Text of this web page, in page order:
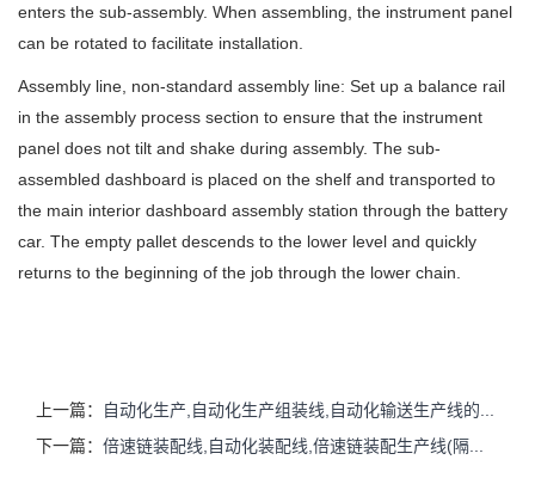
enters the sub-assembly. When assembling, the instrument panel
can be rotated to facilitate installation.
Assembly line, non-standard assembly line: Set up a balance rail
in the assembly process section to ensure that the instrument
panel does not tilt and shake during assembly. The sub-
assembled dashboard is placed on the shelf and transported to
the main interior dashboard assembly station through the battery
car. The empty pallet descends to the lower level and quickly
returns to the beginning of the job through the lower chain.
上一篇：
自动化生产,自动化生产组装线,自动化输送生产线的...
下一篇： 倍速链装配线,自动化装配线,倍速链装配生产线(隔...